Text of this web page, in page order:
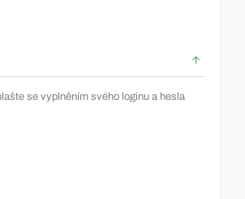
se vyplněním svého loginu a hesla